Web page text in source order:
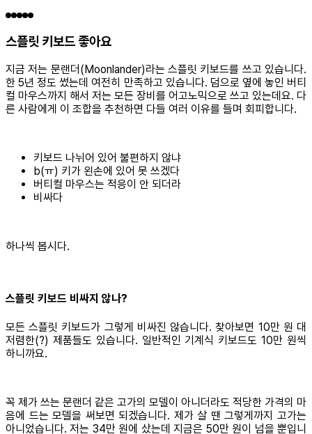
스플릿 키보드 좋아요
지금 저는 문랜더(Moonlander)라는 스플릿 키보드를 쓰고 있습니다.
한 5년 정도 썼는데 여전히 만족하고 있습니다. 덤으로 옆에 놓인 버티
컬 마우스까지 해서 저는 모든 장비를 어고노믹으로 쓰고 있는데요. 다
른 사람에게 이 조합을 추천하면 다들 여러 이유를 들며 회피합니다.
키보드 나뉘어 있어 불편하지 않냐
b(ㅠ) 키가 왼손에 있어 못 쓰겠다
버티컬 마우스는 적응이 안 되더라
비싸다
하나씩 봅시다.
스플릿 키보드 비싸지 않나?
모든 스플릿 키보드가 그렇게 비싸진 않습니다. 찾아보면 10만 원 대
저렴한(?) 제품들도 있습니다. 일반적인 기계식 키보드도 10만 원씩
하니까요.
꼭 제가 쓰는 문랜더 같은 고가의 모델이 아니더라도 적당한 가격의 마
음에 드는 모델을 써보면 되겠습니다. 제가 살 땐 그렇게까지 고가는
아니었습니다. 저는 34만 원에 샀는데 지금은 50만 원이 넘을 뿐입니